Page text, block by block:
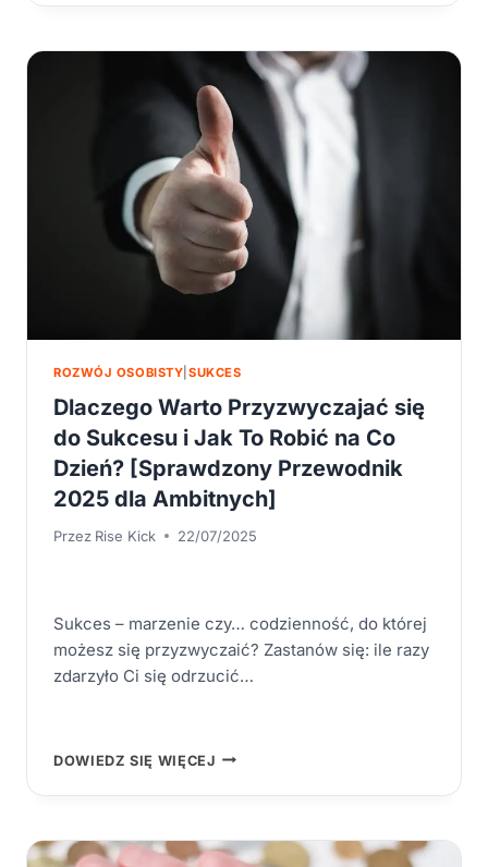
MYŚL
BOGATY,
DZIAŁAJ
JAK
ZWYCIĘZCA
ROZWÓJ OSOBISTY SUKCES
Dlaczego Warto Przyzwyczajać się
do Sukcesu i Jak To Robić na Co
Dzień? [Sprawdzony Przewodnik
2025 dla Ambitnych]
Przez Rise Kick 22/07/2025
Sukces – marzenie czy… codzienność, do której
możesz się przyzwyczaić? Zastanów się: ile razy
zdarzyło Ci się odrzucić…
DOWIEDZ SIĘ WIĘCEJDLACZEGO
WARTO
SIĘ
I
JAK